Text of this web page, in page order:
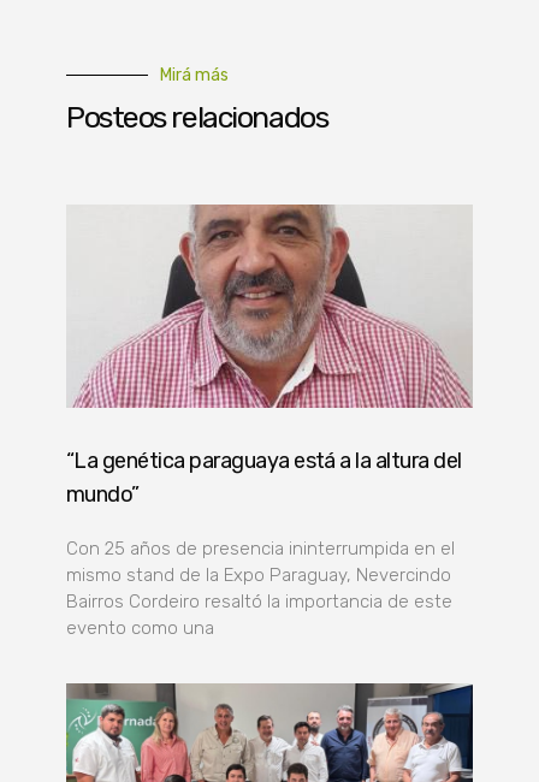
Mirá más
Posteos relacionados
“La genética paraguaya está a la altura del
mundo”
Con 25 años de presencia ininterrumpida en el
mismo stand de la Expo Paraguay, Nevercindo
Bairros Cordeiro resaltó la importancia de este
evento como una